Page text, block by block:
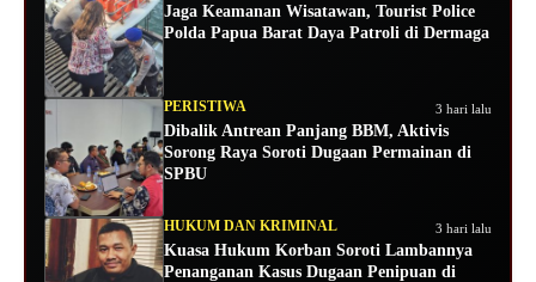
Jaga Keamanan Wisatawan, Tourist Police
Polda Papua Barat Daya Patroli di Dermaga
PERISTIWA 3 hari lalu
Dibalik Antrean Panjang BBM, Aktivis
Sorong Raya Soroti Dugaan Permainan di
SPBU
HUKUM DAN KRIMINAL 3 hari lalu
Kuasa Hukum Korban Soroti Lambannya
Penanganan Kasus Dugaan Penipuan di